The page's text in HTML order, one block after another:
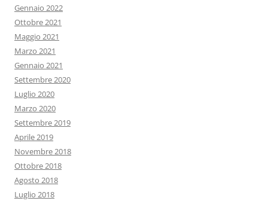
Gennaio 2022
Ottobre 2021
Maggio 2021
Marzo 2021
Gennaio 2021
Settembre 2020
Luglio 2020
Marzo 2020
Settembre 2019
Aprile 2019
Novembre 2018
Ottobre 2018
Agosto 2018
Luglio 2018